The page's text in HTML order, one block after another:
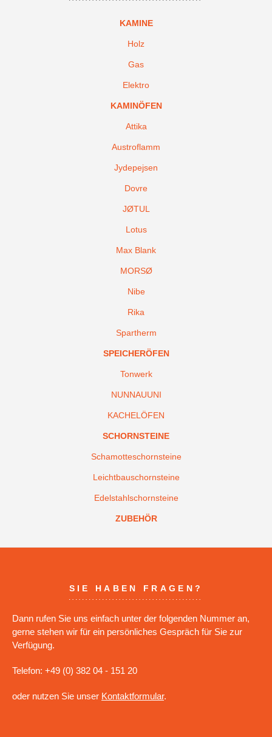
KAMINE
Holz
Gas
Elektro
KAMINÖFEN
Attika
Austroflamm
Jydepejsen
Dovre
JØTUL
Lotus
Max Blank
MORSØ
Nibe
Rika
Spartherm
SPEICHERÖFEN
Tonwerk
NUNNAUUNI
KACHELÖFEN
SCHORNSTEINE
Schamotteschornsteine
Leichtbauschornsteine
Edelstahlschornsteine
ZUBEHÖR
SIE HABEN FRAGEN?
Dann rufen Sie uns einfach unter der folgenden Nummer an,
gerne stehen wir für ein persönliches Gespräch für Sie zur
Verfügung.
Telefon: +49 (0) 382 04 - 151 20
oder nutzen Sie unser Kontaktformular.